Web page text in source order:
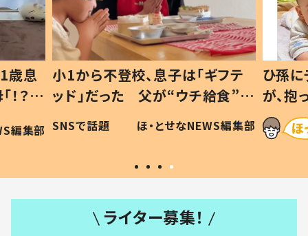
歳息
？」
編集部
小1から不登校、息子は「ギフテ
ッド」だった 父が“ウチ給食”を
作り続ける理由とは #令和の親
#令和の子
SNSで話題 ほ・とせなNEWS編集部
ひ孫
が、
「涙が
い」
ライター募集！